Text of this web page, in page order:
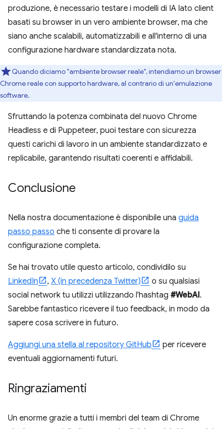
produzione, è necessario testare i modelli di IA lato client
basati su browser in un vero ambiente browser, ma che
siano anche scalabili, automatizzabili e all'interno di una
configurazione hardware standardizzata nota.
Quando diciamo "ambiente browser reale", intendiamo un browser
Chrome reale con supporto hardware, al contrario di un'emulazione
software.
Sfruttando la potenza combinata del nuovo Chrome
Headless e di Puppeteer, puoi testare con sicurezza
questi carichi di lavoro in un ambiente standardizzato e
replicabile, garantendo risultati coerenti e affidabili.
Conclusione
Nella nostra documentazione è disponibile una guida
passo passo che ti consente di provare la
configurazione completa.
Se hai trovato utile questo articolo, condividilo su
LinkedIn
, X (in precedenza Twitter)
o su qualsiasi
social network tu utilizzi utilizzando l'hashtag #WebAI.
Sarebbe fantastico ricevere il tuo feedback, in modo da
sapere cosa scrivere in futuro.
Aggiungi una stella al repository GitHub
per ricevere
eventuali aggiornamenti futuri.
Ringraziamenti
Un enorme grazie a tutti i membri del team di Chrome